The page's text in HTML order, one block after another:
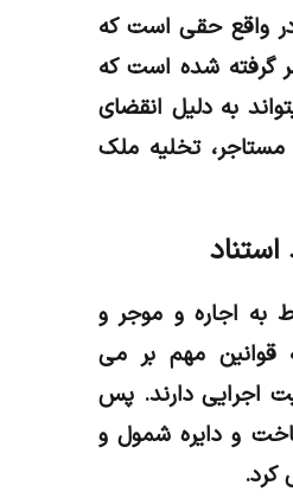
واقع حقی است که
گرفته شده است که
به دلیل انقضای
تخلیه ملک
به اجاره و موجر و
مهم بر می
اجرایی دارند. پس
و دایره شمول و